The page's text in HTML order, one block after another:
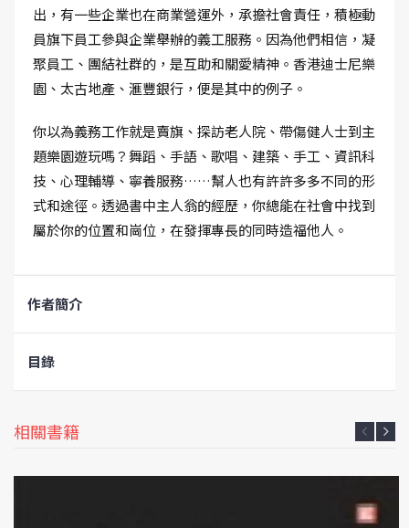
出，有一些企業也在商業營運外，承擔社會責任，積極動
員旗下員工參與企業舉辦的義工服務。因為他們相信，凝
聚員工、團結社群的，是互助和關愛精神。香港迪士尼樂
園、太古地產、滙豐銀行，便是其中的例子。
你以為義務工作就是賣旗、探訪老人院、帶傷健人士到主
題樂園遊玩嗎？舞蹈、手語、歌唱、建築、手工、資訊科
技、心理輔導、寧養服務……幫人也有許許多多不同的形
式和途徑。透過書中主人翁的經歷，你總能在社會中找到
屬於你的位置和崗位，在發揮專長的同時造福他人。
作者簡介
目錄
相關書籍